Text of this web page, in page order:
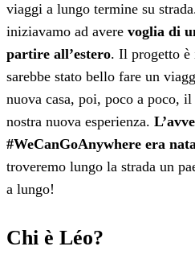
viaggi a lungo termine su
iniziavamo ad avere voglia di
partire all’estero. Il progetto è
sarebbe stato bello fare un
nuova casa, poi, poco a poco,
nostra nuova esperienza.
#WeCanGoAnywhere era
troveremo lungo la strada un
a lungo!
Chi è Léo?